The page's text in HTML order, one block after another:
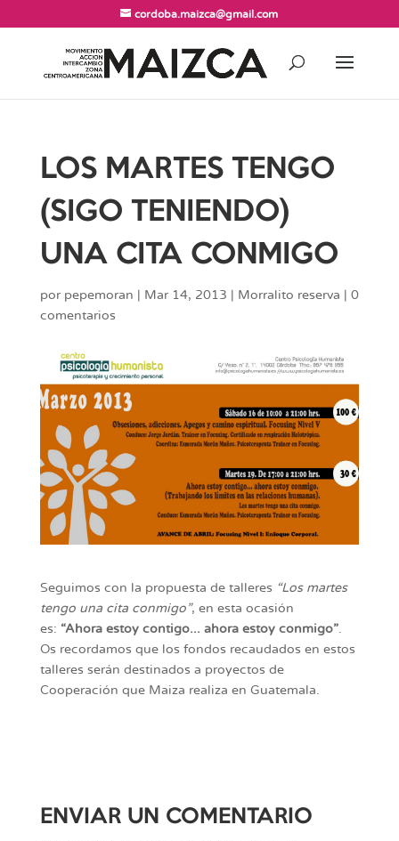
cordoba.maizca@gmail.com
LOS MARTES TENGO
(SIGO TENIENDO)
UNA CITA CONMIGO
por pepemoran Mar 14, 2013 Morralito reserva
0
comentarios
Seguimos con la propuesta de talleres “Los martes
tengo una cita conmigo”, en esta ocasión
es: “Ahora estoy contigo... ahora estoy conmigo”.
Os recordamos que los fondos recaudados en estos
talleres serán destinados a proyectos de
Cooperación que Maiza realiza en Guatemala.
ENVIAR UN COMENTARIO